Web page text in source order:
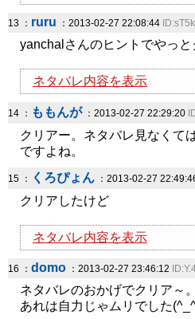
13 ： ruru ：2013-02-27 22:08:44
yanchalさんのヒントでやっ
ネタバレ内容を表示
14 ： ももんが：2013-02-27 22:29:20
クリアー。ネタバレ見なくて
ですよね。
15 ： くろぴょん ：2013-02-27
クリアしたけど
ネタバレ内容を表示
16 ： domo ：2013-02-27 23:46:12
ネタバレのおかげでクリア～。
あれは自力じゃムリでした